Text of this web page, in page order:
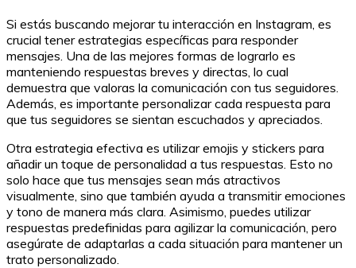
Si estás buscando mejorar tu interacción en Instagram, es
crucial tener estrategias específicas para responder
mensajes. Una de las mejores formas de lograrlo es
manteniendo respuestas breves y directas, lo cual
demuestra que valoras la comunicación con tus seguidores.
Además, es importante personalizar cada respuesta para
que tus seguidores se sientan escuchados y apreciados.
Otra estrategia efectiva es utilizar emojis y stickers para
añadir un toque de personalidad a tus respuestas. Esto no
solo hace que tus mensajes sean más atractivos
visualmente, sino que también ayuda a transmitir emociones
y tono de manera más clara. Asimismo, puedes utilizar
respuestas predefinidas para agilizar la comunicación, pero
asegúrate de adaptarlas a cada situación para mantener un
trato personalizado.